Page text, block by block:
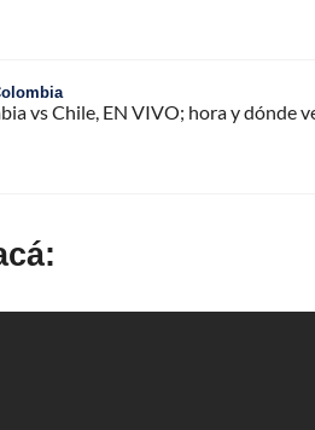
vs Chile, EN VIVO; hora y dónde